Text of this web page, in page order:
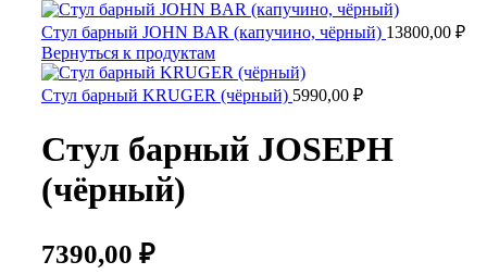
Стул барный JOHN BAR (капучино, чёрный) 13800,00 ₽
Вернуться к продуктам
Стул барный KRUGER (чёрный) 5990,00 ₽
Стул барный JOSEPH
(чёрный)
7390,00 ₽